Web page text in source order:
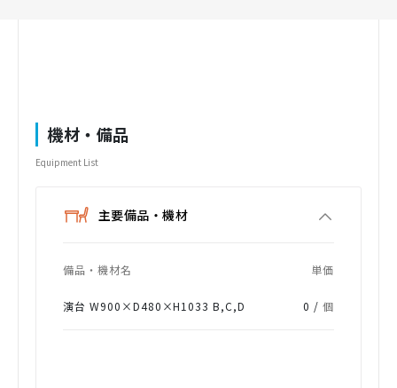
機材・備品
Equipment List
主要備品・機材
備品・機材名 単価
演台 W900×D480×H1033 B,C,D 0 /個